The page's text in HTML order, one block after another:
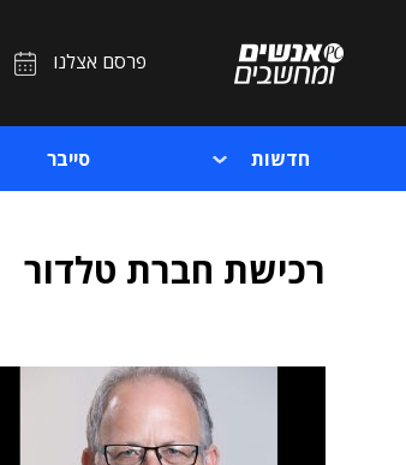
פרסם אצלנו
חדשות סייבר
רכישת חברת טלדור